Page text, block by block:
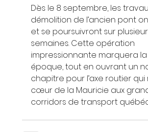
Dès le 8 septembre, les
démolition de l’ancien pont
et se poursuivront sur
semaines. Cette opération
impressionnante marquera la
époque, tout en ouvrant un
chapitre pour l’axe routier qui
cœur de la Mauricie aux
corridors de transport